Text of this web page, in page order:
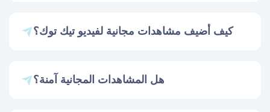
كيف أضيف مشاهدات مجانية لفيديو تيك توك؟
هل المشاهدات المجانية آمنة؟